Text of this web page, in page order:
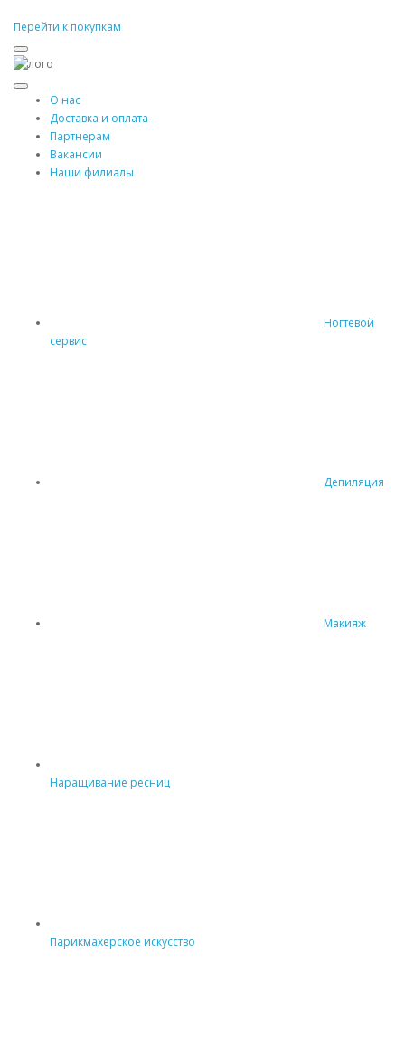
Перейти к покупкам
О нас
Доставка и оплата
Партнерам
Вакансии
Наши филиалы
Ногтевой
сервис
Депиляция
Макияж
Наращивание ресниц
Парикмахерское искусство